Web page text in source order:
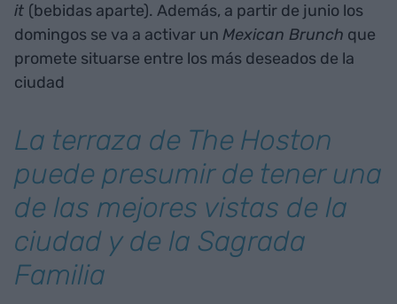
it (bebidas aparte). Además, a partir de junio los
domingos se va a activar un Mexican Brunch que
promete situarse entre los más deseados de la
ciudad
La terraza de The Hoston
puede presumir de tener una
de las mejores vistas de la
ciudad y de la Sagrada
Familia